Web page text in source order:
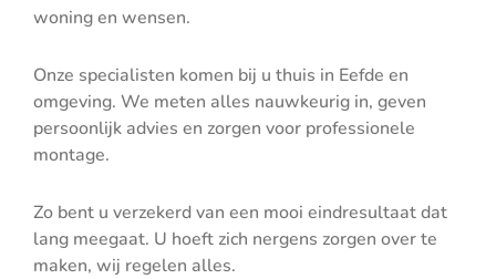
woning en wensen.
Onze specialisten komen bij u thuis in Eefde en
omgeving. We meten alles nauwkeurig in, geven
persoonlijk advies en zorgen voor professionele
montage.
Zo bent u verzekerd van een mooi eindresultaat dat
lang meegaat. U hoeft zich nergens zorgen over te
maken, wij regelen alles.